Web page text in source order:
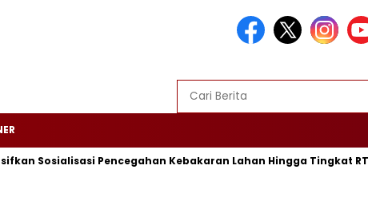
Sosialisasi Pencegahan Kebakaran Lahan Hingga Tingkat RT/RW‎